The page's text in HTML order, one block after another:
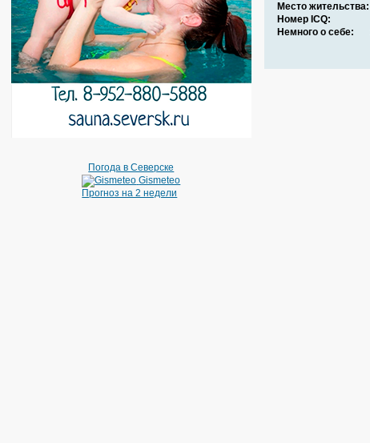
Погода в Северске
Gismeteo
Прогноз на 2 недели
Место жительства:
Номер ICQ:
Немного о себе: